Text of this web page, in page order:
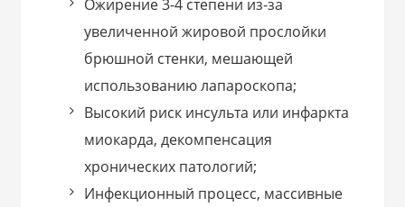
Ожирение 3-4 степени из-за
увеличенной жировой прослойки
брюшной стенки, мешающей
использованию лапароскопа;
Высокий риск инсульта или инфаркта
миокарда, декомпенсация
хронических патологий;
Инфекционный процесс, массивные